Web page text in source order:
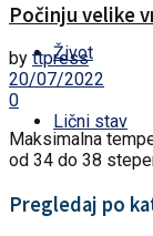
Život
Lični stav
Počinju velike
by ttpress
20/07/2022
0
Maksimalna
od 34 do 38
Pregledaj po